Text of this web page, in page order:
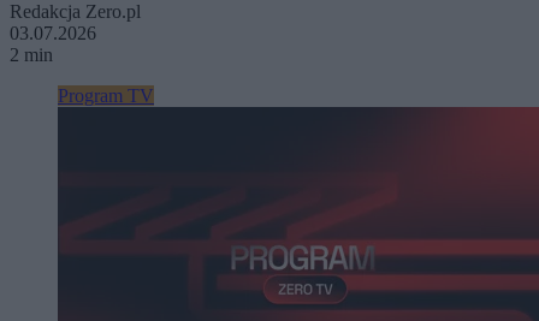
Redakcja Zero.pl
03.07.2026
2 min
Program TV